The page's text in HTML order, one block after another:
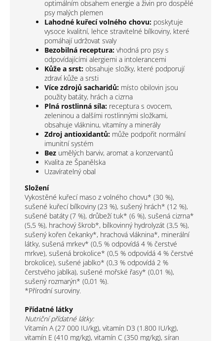
optimálním obsahem energie a živin pro dospělé
psy malých plemen
Lahodné kuřecí volného chovu: poskytuje
vysoce kvalitní, lehce stravitelné bílkoviny, které
pomáhají udržovat svaly
Bezobilná receptura: vhodná pro psy s
odpovídajícími alergiemi a intolerancemi
Kůže a srst: obsahuje složky, které podporují
zdraví kůže a srsti
Více zdrojů sacharidů: místo obilovin jsou
použity batáty, hrách a cizrna
Plná rostlinná síla: receptura s ovocem,
zeleninou a dalšími rostlinnými složkami,
obsahuje vlákninu, vitamíny a minerály
Zdroj antioxidantů: může podpořit normální
imunitní systém
Bez umělých barviv, aromat a konzervantů
Kvalita ze Španělska
Uzavíratelný obal
Složení
Vykostěné kuřecí maso z volného chovu* (30 %),
sušené kuřecí bílkoviny (23 %), sušený hrách* (12 %),
sušené batáty (7 %), drůbeží tuk* (6 %), sušená cizrna*
(5,5 %), hrachový škrob*, bílkovinný hydrolyzát (3,5 %),
sušený kořen čekanky*, hrachová vláknina*, minerální
látky, sušená mrkev* (0,5 % odpovídá 4 % čerstvé
mrkve), sušená brokolice* (0,5 % odpovídá 4 % čerstvé
brokolice), sušené jablko* (0,3 % odpovídá 2 %
čerstvého jablka), sušené mořské řasy* (0,01 %),
sušený rozmarýn* (0,01 %).
*Přírodní suroviny.
Přídatné látky
Nutriční přídatné látky:
Vitamín A (27 000 IU/kg), vitamín D3 (1.800 IU/kg),
vitamín E (410 mg/kg), vitamín C (350 mg/kg), síran